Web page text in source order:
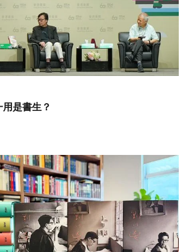
是書生？